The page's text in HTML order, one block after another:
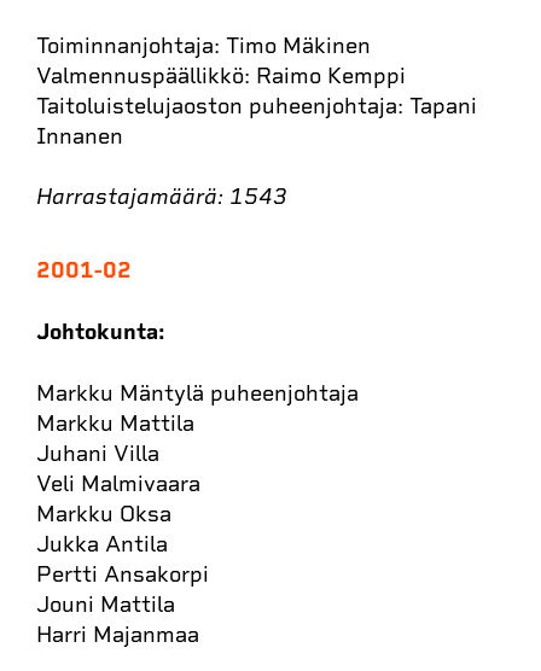
Toiminnanjohtaja: Timo Mäkinen
Valmennuspäällikkö: Raimo Kemppi
Taitoluistelujaoston puheenjohtaja: Tapani
Innanen
Harrastajamäärä: 1543
2001-02
Johtokunta:
Markku Mäntylä puheenjohtaja
Markku Mattila
Juhani Villa
Veli Malmivaara
Markku Oksa
Jukka Antila
Pertti Ansakorpi
Jouni Mattila
Harri Majanmaa